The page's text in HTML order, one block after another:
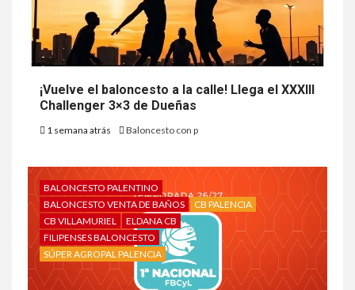
¡Vuelve el baloncesto a la calle! Llega el XXXIII
Challenger 3×3 de Dueñas
1 semana atrás Baloncesto con p
BALONCESTO PALENTINO
BALONCESTO VENTA DE BAÑOS
CB PALENCIA
CB VILLAMURIEL
ELDANA CB
FILIPENSES BALONCESTO
SÚPER AGROPAL PALENCIA